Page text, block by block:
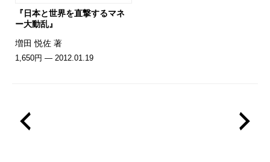
『日本と世界を直撃するマネ
ー大動乱』
増田 悦佐 著
1,650円 — 2012.01.19